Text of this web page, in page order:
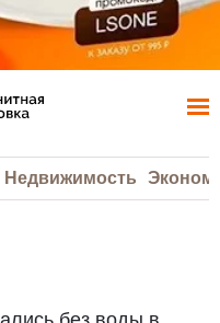
Недвижимость